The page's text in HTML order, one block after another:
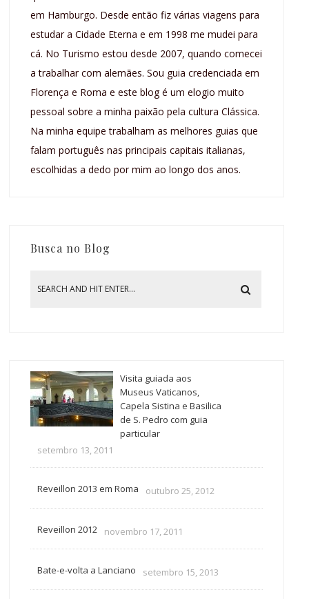
em Hamburgo. Desde então fiz várias viagens para
estudar a Cidade Eterna e em 1998 me mudei para
cá. No Turismo estou desde 2007, quando comecei
a trabalhar com alemães. Sou guia credenciada em
Florença e Roma e este blog é um elogio muito
pessoal sobre a minha paixão pela cultura Clássica.
Na minha equipe trabalham as melhores guias que
falam português nas principais capitais italianas,
escolhidas a dedo por mim ao longo dos anos.
Busca no Blog
Visita guiada aos
Museus Vaticanos,
Capela Sistina e Basilica
de S. Pedro com guia
particular
setembro 13, 2011
Reveillon 2013 em Roma outubro 25, 2012
Reveillon 2012 novembro 17, 2011
Bate-e-volta a Lanciano setembro 15, 2013